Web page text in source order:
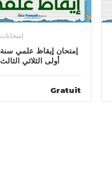
إمتحانات
إمتحان إيقاظ علمي سنة
أولى الثلاثي الثالث
Gratuit